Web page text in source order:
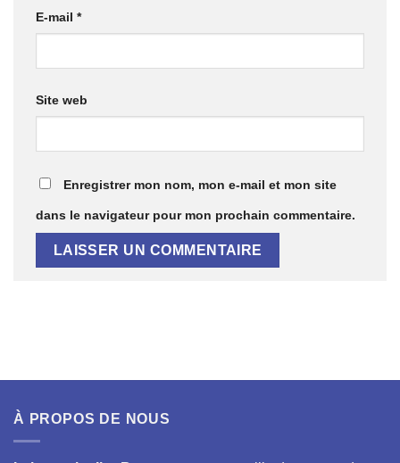
E-mail *
Site web
Enregistrer mon nom, mon e-mail et mon site
dans le navigateur pour mon prochain commentaire.
À PROPOS DE NOUS